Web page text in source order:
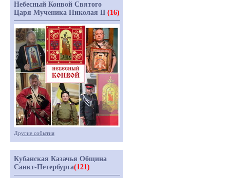
Небесный Конвой Святого
Царя Мученика Николая II (16)
Другие события
Кубанская Казачья Община
Санкт-Петербурга(121)